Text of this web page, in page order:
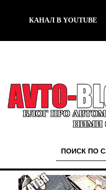
КАНАЛ В YOUTUBE
БЛОГ ПРО
НИМИ